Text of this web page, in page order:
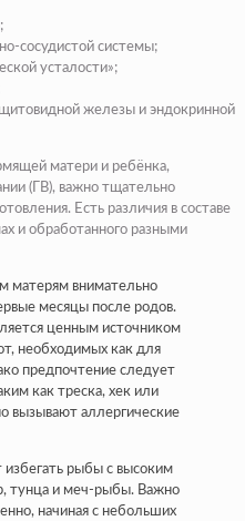
сосудистой системы;
усталости»;
железы и эндокринной
матери и ребёнка,
(ГВ), важно тщательно
Есть различия в составе
и обработанного разными
матерям внимательно
месяцы после родов.
ценным источником
необходимых как для
предпочтение следует
как треска, хек или
вызывают аллергические
рыбы с высоким
тунца и меч-рыбы. Важно
начиная с небольших